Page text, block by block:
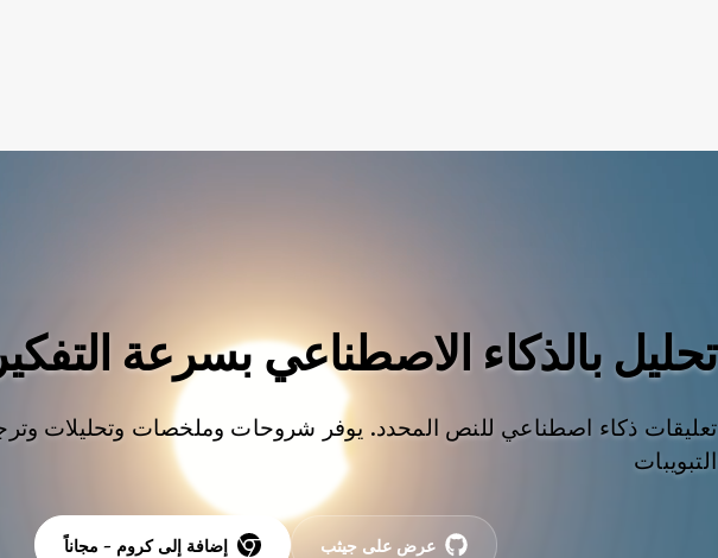
تحليل بالذكاء الاصطناعي بسرعة
تعليقات ذكاء اصطناعي للنص المحدد. يوفر شروحات وملخصات وتحليلات
التبويبات
إضافة إلى كروم - مجاناً عرض على جيثب